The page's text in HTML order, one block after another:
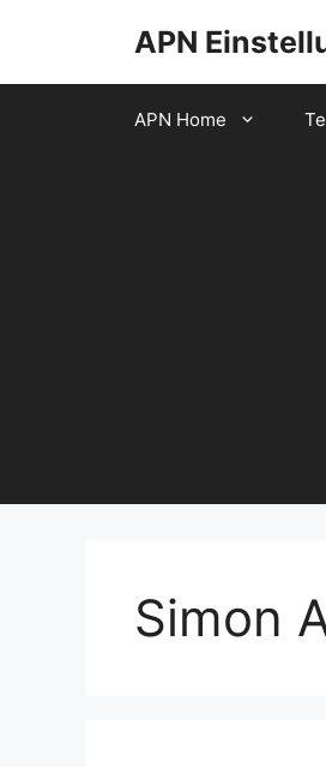
APN
APN Home
Simon